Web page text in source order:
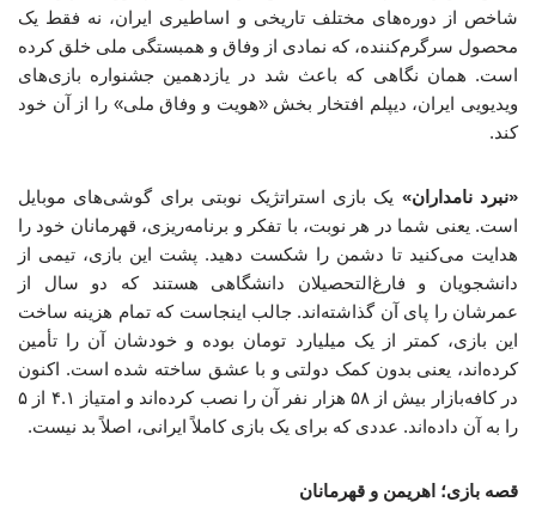
شاخص از دوره‌های مختلف تاریخی و اساطیری ایران، نه فقط یک
محصول سرگرم‌کننده، که نمادی از وفاق و همبستگی ملی خلق کرده
است. همان نگاهی که باعث شد در یازدهمین جشنواره بازی‌های
ویدیویی ایران، دیپلم افتخار بخش «هویت و وفاق ملی» را از آن خود
کند.
«نبرد نامداران» یک بازی استراتژیک نوبتی برای گوشی‌های موبایل
است. یعنی شما در هر نوبت، با تفکر و برنامه‌ریزی، قهرمانان خود را
هدایت می‌کنید تا دشمن را شکست دهید. پشت این بازی، تیمی از
دانشجویان و فارغ‌التحصیلان دانشگاهی هستند که دو سال از
عمرشان را پای آن گذاشته‌اند. جالب اینجاست که تمام هزینه ساخت
این بازی، کمتر از یک میلیارد تومان بوده و خودشان آن را تأمین
کرده‌اند، یعنی بدون کمک دولتی و با عشق ساخته شده است. اکنون
در کافه‌بازار بیش از ۵۸ هزار نفر آن را نصب کرده‌اند و امتیاز ۴.۱ از ۵
را به آن داده‌اند. عددی که برای یک بازی کاملاً ایرانی، اصلاً بد نیست.
قصه بازی؛ اهریمن و قهرمانان